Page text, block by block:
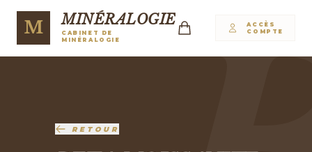
M MINÉRALOGIE
CABINET DE
MINÉRALOGIE
ACCÈS
COMPTE
RETOUR